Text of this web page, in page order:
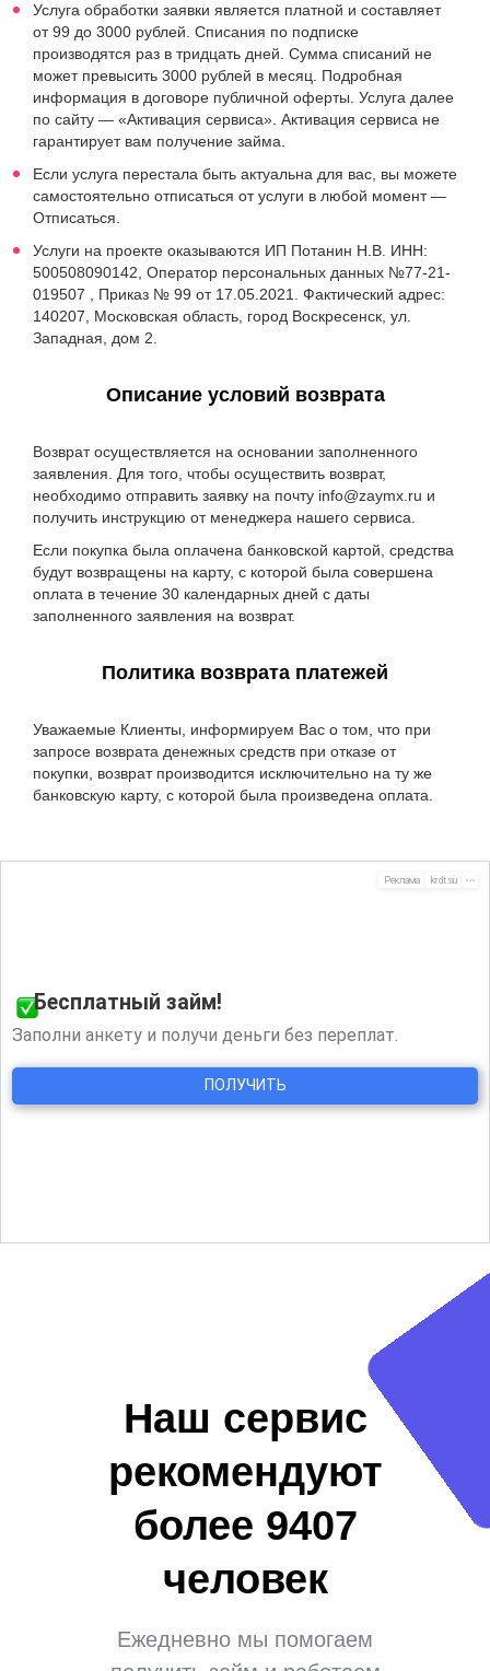
Услуга обработки заявки является платной и составляет
от 99 до 3000 рублей. Списания по подписке
производятся раз в тридцать дней. Сумма списаний не
может превысить 3000 рублей в месяц. Подробная
информация в договоре публичной оферты. Услуга далее
по сайту — «Активация сервиса». Активация сервиса не
гарантирует вам получение займа.
Если услуга перестала быть актуальна для вас, вы можете
самостоятельно отписаться от услуги в любой момент —
Отписаться.
Услуги на проекте оказываются ИП Потанин Н.В. ИНН:
500508090142, Оператор персональных данных №77-21-
019507 , Приказ № 99 от 17.05.2021.
Фактический адрес:
140207, Московская область, город Воскресенск, ул.
Западная, дом 2.
Описание условий возврата
Возврат осуществляется на основании заполненного
заявления. Для того, чтобы осуществить возврат,
необходимо отправить заявку на почту info@zaymx.ru и
получить инструкцию от менеджера нашего сервиса.
Если покупка была оплачена банковской картой, средства
будут возвращены на карту, с которой была совершена
оплата в течение 30 календарных дней с даты
заполненного заявления на возврат.
Политика возврата платежей
Уважаемые Клиенты, информируем Вас о том, что при
запросе возврата денежных средств при отказе от
покупки, возврат производится исключительно на ту же
банковскую карту, с которой была произведена оплата.
Наш сервис
рекомендуют
более 9407
человек
Ежедневно мы помогаем